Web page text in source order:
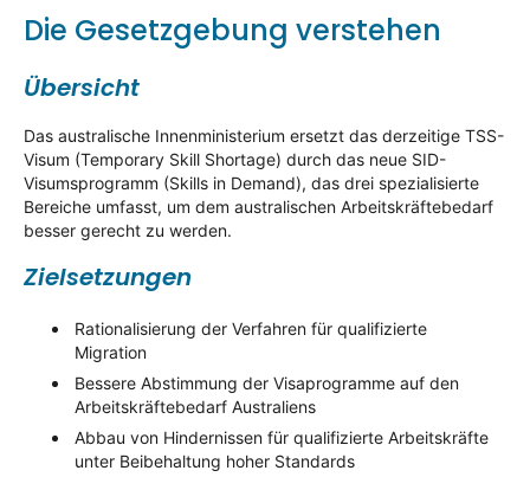
Die Gesetzgebung verstehen
Übersicht
Das australische Innenministerium ersetzt das derzeitige TSS-
Visum (Temporary Skill Shortage) durch das neue SID-
Visumsprogramm (Skills in Demand), das drei spezialisierte
Bereiche umfasst, um dem australischen Arbeitskräftebedarf
besser gerecht zu werden.
Zielsetzungen
Rationalisierung der Verfahren für qualifizierte
Migration
Bessere Abstimmung der Visaprogramme auf den
Arbeitskräftebedarf Australiens
Abbau von Hindernissen für qualifizierte Arbeitskräfte
unter Beibehaltung hoher Standards